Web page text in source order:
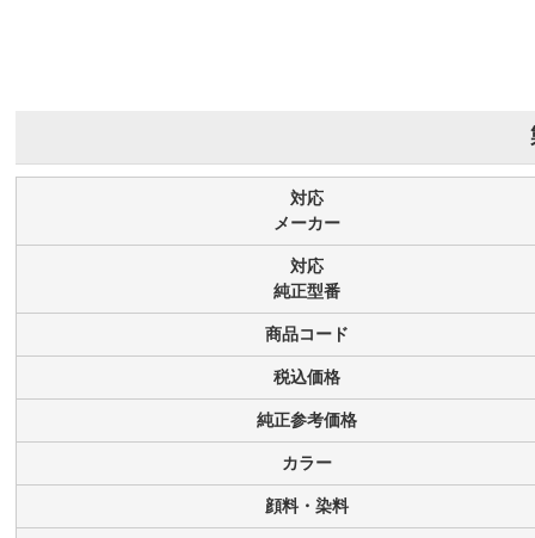
対応
メーカー
対応
純正型番
商品コード
税込価格
純正参考価格
カラー
顔料・染料